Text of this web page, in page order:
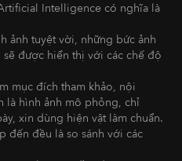
Intelligence có nghĩa là
ảnh tuyệt vời, những bức ảnh
được hiển thị với các chế độ
mục đích tham khảo, nội
là hình ảnh mô phỏng, chỉ
xin dùng hiện vật làm chuẩn.
đến đều là so sánh với các